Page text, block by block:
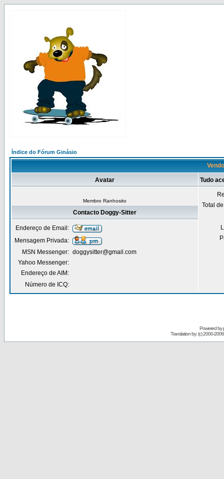
Índice do Fórum Ginásio
Avatar Tudo
Membro Ranhosito
Total
Contacto Doggy-Sitter
Endereço de Email:
Mensagem Privada:
MSN Messenger: doggysitter@gmail.com
Yahoo Messenger:
Endereço de AIM:
Número de ICQ:
Powered by
Translation by: (c) 2000-